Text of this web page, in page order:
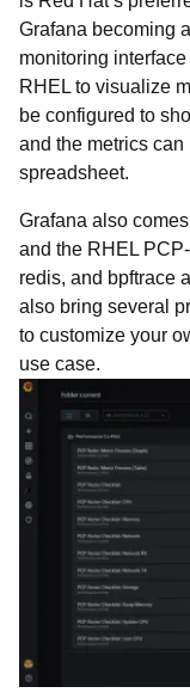
Grafana becoming
monitoring
RHEL to visualize
be configured to
and the metrics
spreadsheet.
Grafana also
and the RHEL
redis, and bpftrace
also bring several
to customize your
use case.